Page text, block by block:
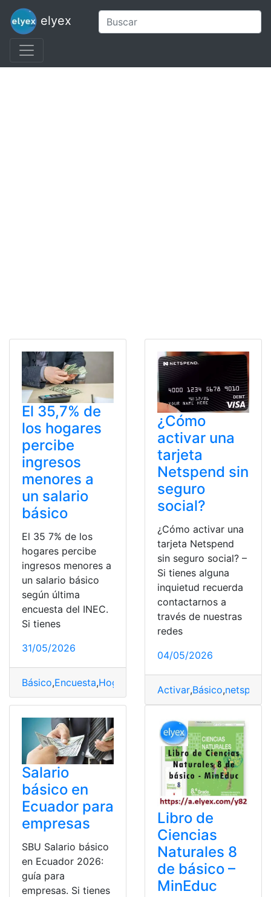
elyex
El 35,7% de
los hogares
percibe
ingresos
menores a
un salario
básico
El 35 7% de los
hogares percibe
ingresos menores a
un salario básico
según última
encuesta del INEC.
Si tienes
31/05/2026
Básico,Encuesta,Hogares
¿Cómo
activar una
tarjeta
Netspend sin
seguro
social?
¿Cómo activar una
tarjeta Netspend
sin seguro social? –
Si tienes alguna
inquietud recuerda
contactarnos a
través de nuestras
redes
04/05/2026
Activar,Básico,netspend
Salario
básico en
Ecuador para
empresas
SBU Salario básico
en Ecuador 2026:
guía para
empresas. Si tienes
Libro de
Ciencias
Naturales 8
de básico –
MinEduc